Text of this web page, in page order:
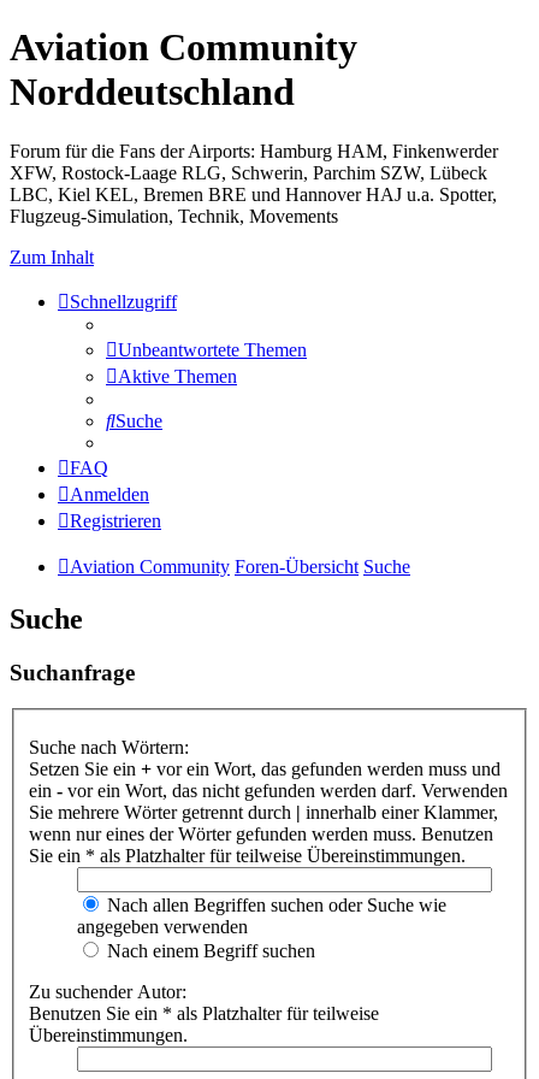
Aviation Community
Norddeutschland
Forum für die Fans der Airports: Hamburg HAM, Finkenwerder
XFW, Rostock-Laage RLG, Schwerin, Parchim SZW, Lübeck
LBC, Kiel KEL, Bremen BRE und Hannover HAJ u.a. Spotter,
Flugzeug-Simulation, Technik, Movements
Zum Inhalt
Schnellzugriff
Unbeantwortete Themen
Aktive Themen
Suche
FAQ
Anmelden
Registrieren
Aviation Community Foren-Übersicht Suche
Suche
Suchanfrage
Suche nach Wörtern:
Setzen Sie ein + vor ein Wort, das gefunden werden muss und
ein - vor ein Wort, das nicht gefunden werden darf. Verwenden
Sie mehrere Wörter getrennt durch | innerhalb einer Klammer,
wenn nur eines der Wörter gefunden werden muss. Benutzen
Sie ein * als Platzhalter für teilweise Übereinstimmungen.
Nach allen Begriffen suchen oder Suche wie
angegeben verwenden
Nach einem Begriff suchen
Zu suchender Autor:
Benutzen Sie ein * als Platzhalter für teilweise
Übereinstimmungen.